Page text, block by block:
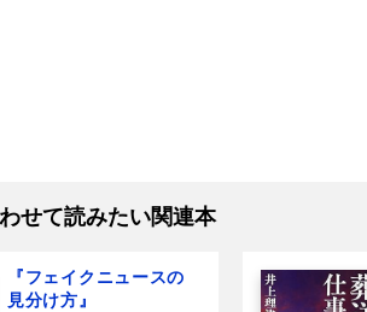
せて読みたい関連本
『フェイクニュースの
見分け方』